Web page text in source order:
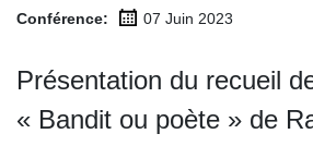
Conférence: 07 Juin 2023
Présentation du recueil
« Bandit ou poète » de